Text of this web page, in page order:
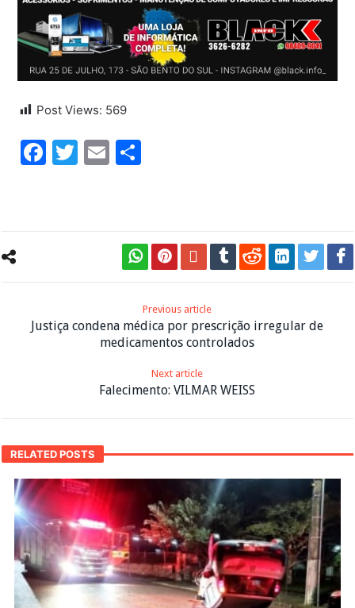
Post Views: 569
Facebook
Twitter
Email
Previous article
Justiça condena médica por prescrição irregular de
medicamentos controlados
Next article
Falecimento: VILMAR WEISS
RELATED POSTS